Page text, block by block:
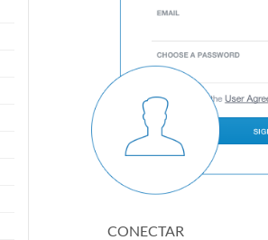
CONECTAR